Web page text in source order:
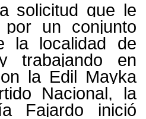
solicitud que le
un conjunto
la localidad de
trabajando en
la Edil Mayka
Nacional, la
Fajardo inició